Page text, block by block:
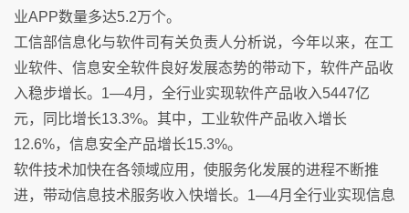
业APP数量多达5.2万个。
工信部信息化与软件司有关负责人分析说，今年以来，在工
业软件、信息安全软件良好发展态势的带动下，软件产品收
入稳步增长。1—4月，全行业实现软件产品收入5447亿
元，同比增长13.3%。其中，工业软件产品收入增长
12.6%，信息安全产品增长15.3%。
软件技术加快在各领域应用，使服务化发展的进程不断推
进，带动信息技术服务收入快增长。1—4月全行业实现信息